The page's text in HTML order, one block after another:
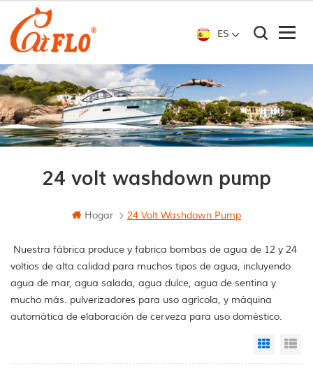
ES
24 volt washdown pump
Hogar 24 Volt Washdown Pump
Nuestra fábrica produce y fabrica bombas de agua de 12 y 24
voltios de alta calidad para muchos tipos de agua, incluyendo
agua de mar, agua salada, agua dulce, agua de sentina y
mucho más. pulverizadores para uso agrícola, y máquina
automática de elaboración de cerveza para uso doméstico.
Grid